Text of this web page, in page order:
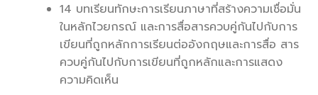
14 บทเรียนทักษะการเรียนภาษาที่สร้างความเชื่อมั่น
ในหลักไวยกรณ์ และการสื่อสารควบคู่กันไปกับการ
เขียนที่ถูกหลักการเรียนต่ออังกฤษและการสื่อ สาร
ควบคู่กันไปกับการเขียนที่ถูกหลักและการแสดง
ความคิดเห็น